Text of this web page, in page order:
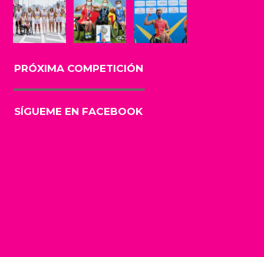
PRÓXIMA COMPETICIÓN
SÍGUEME EN FACEBOOK